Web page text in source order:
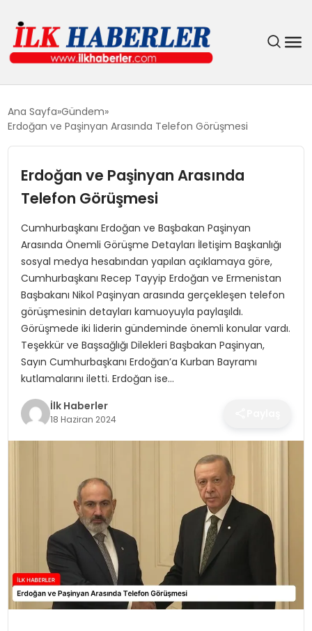
EKONOMI
MAGAZIN
SIYASET
SPOR
TEKNOLOJI
YAŞAM
Ana Sayfa Gündem
Erdoğan ve Paşinyan Arasında Telefon Görüşmesi
Erdoğan ve Paşinyan Arasında
Telefon Görüşmesi
Cumhurbaşkanı Erdoğan ve Başbakan Paşinyan
Arasında Önemli Görüşme Detayları İletişim Başkanlığı
sosyal medya hesabından yapılan açıklamaya göre,
Cumhurbaşkanı Recep Tayyip Erdoğan ve Ermenistan
Başbakanı Nikol Paşinyan arasında gerçekleşen telefon
görüşmesinin detayları kamuoyuyla paylaşıldı.
Görüşmede iki liderin gündeminde önemli konular vardı.
Teşekkür ve Başsağlığı Dilekleri Başbakan Paşinyan,
Sayın Cumhurbaşkanı Erdoğan’a Kurban Bayramı
kutlamalarını iletti. Erdoğan ise…
İlk Haberler
18 Haziran 2024